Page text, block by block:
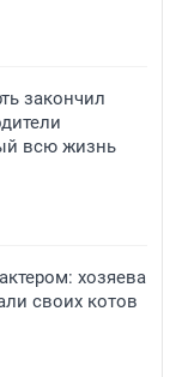
закончил
всю жизнь
хозяева
своих котов